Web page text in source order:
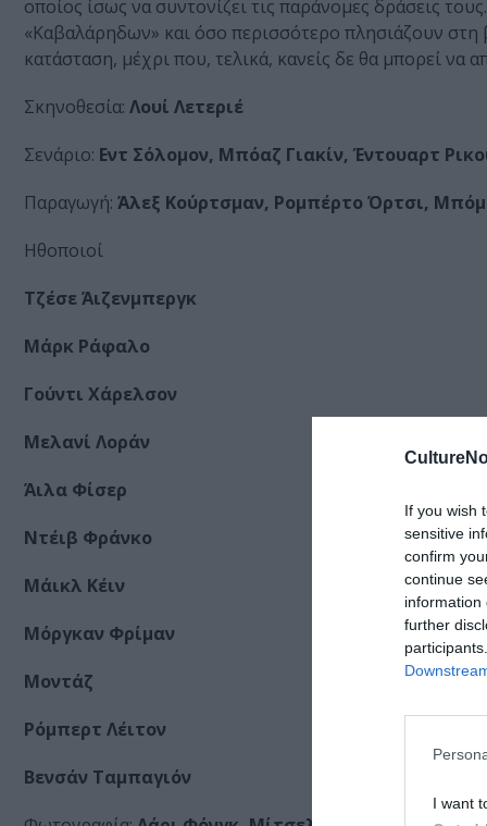
If you wish
sensitive
confirm
continue
information
further
I want
οποίος ίσως να συντονίζει τις παράνομες δράσεις
«Καβαλάρηδων» και όσο περισσότερο πλησιάζουν στη
κατάσταση, μέχρι που, τελικά, κανείς δε θα μπορεί να
Σκηνοθεσία: Λουί Λετεριέ
Σενάριο: Εντ Σόλομον, Μπόαζ Γιακίν, Έντουαρτ
Παραγωγή: Άλεξ Κούρτσμαν, Ρομπέρτο Όρτσι,
Ηθοποιοί
Τζέσε Άιζενμπεργκ
Μάρκ Ράφαλο
Γούντι Χάρελσον
Μελανί Λοράν
Άιλα Φίσερ
Ντέιβ Φράνκο
Μάικλ Κέιν
Μόργκαν Φρίμαν
Μοντάζ
Ρόμπερτ Λέιτον
Βενσάν Ταμπαγιόν